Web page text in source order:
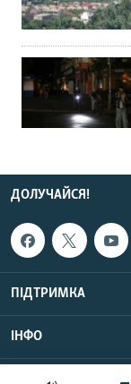
ДОЛУЧАЙСЯ!
ПІДТРИМКА
ІНФО